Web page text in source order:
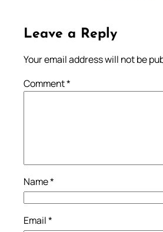
Leave a Reply
Your email address will not be
Comment*
Name*
Email*